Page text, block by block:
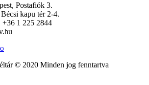
Postafiók 3.
kapu tér 2-4.
+36 1 225 2844
© 2020 Minden jog fenntartva